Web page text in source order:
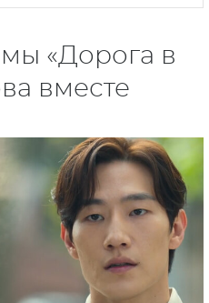
«Дорога в
вместе